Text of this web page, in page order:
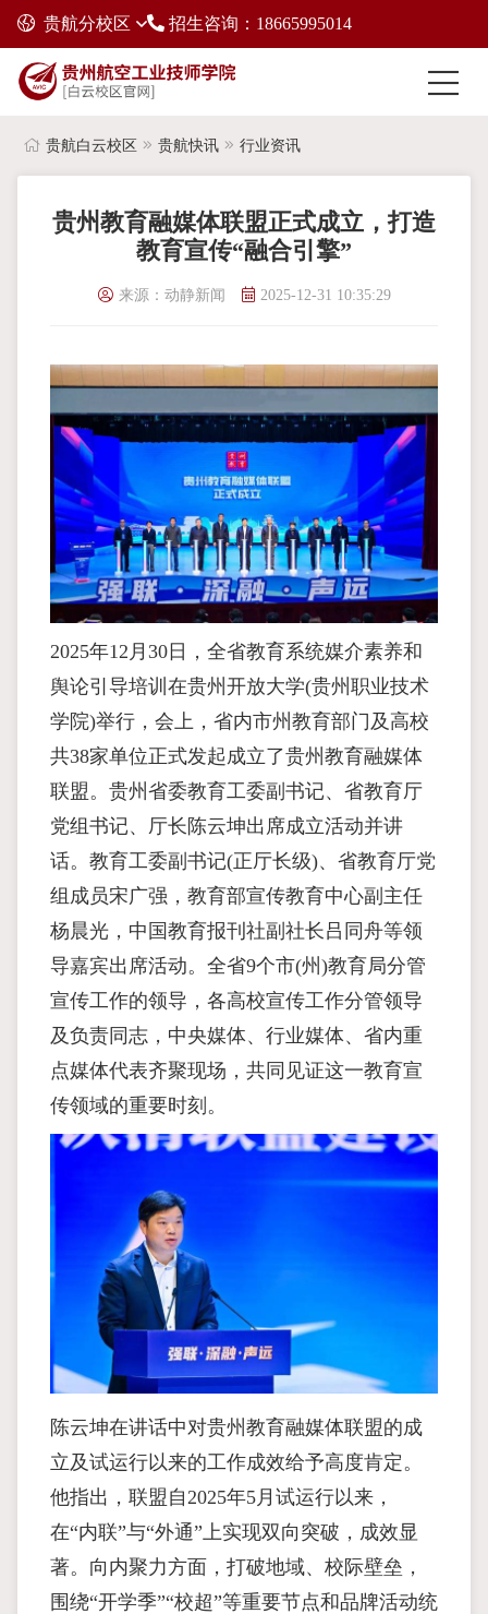
贵航分校区 招生咨询：18665995014
贵航白云校区 贵航快讯 行业资讯
贵州教育融媒体联盟正式成立，打造
教育宣传“融合引擎”
来源：动静新闻 2025-12-31 10:35:29
2025年12月30日，全省教育系统媒介素养和
舆论引导培训在贵州开放大学(贵州职业技术
学院)举行，会上，省内市州教育部门及高校
共38家单位正式发起成立了贵州教育融媒体
联盟。贵州省委教育工委副书记、省教育厅
党组书记、厅长陈云坤出席成立活动并讲
话。教育工委副书记(正厅长级)、省教育厅党
组成员宋广强，教育部宣传教育中心副主任
杨晨光，中国教育报刊社副社长吕同舟等领
导嘉宾出席活动。全省9个市(州)教育局分管
宣传工作的领导，各高校宣传工作分管领导
及负责同志，中央媒体、行业媒体、省内重
点媒体代表齐聚现场，共同见证这一教育宣
传领域的重要时刻。
陈云坤在讲话中对贵州教育融媒体联盟的成
立及试运行以来的工作成效给予高度肯定。
他指出，联盟自2025年5月试运行以来，
在“内联”与“外通”上实现双向突破，成效显
著。向内聚力方面，打破地域、校际壁垒，
围绕“开学季”“校超”等重要节点和品牌活动统